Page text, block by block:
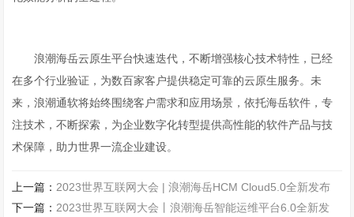
浪潮海岳云原生平台快速迭代，不断增强核心技术特性，已经
在多个行业验证，为数百家客户提供稳定可靠的云原生服务。未
来，浪潮通软将始终围绕客户需求和应用场景，依托海岳软件，专
注技术，不断探索，为企业数字化转型提供高性能的软件产品与技
术保障，助力世界一流企业建设。
上一篇： 2023世界互联网大会 | 浪潮海岳HCM Cloud5.0全新发布
下一篇： 2023世界互联网大会丨浪潮海岳智能运维平台6.0全新发